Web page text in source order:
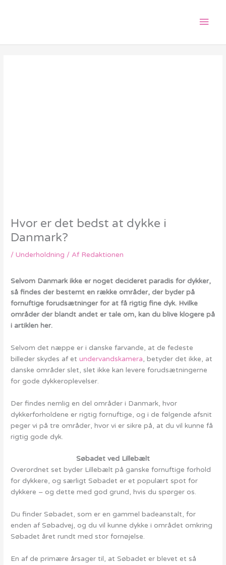
Hvor er det bedst at dykke i
Danmark?
/Underholdning / Af Redaktionen
Selvom Danmark ikke er noget decideret paradis for dykker,
så findes der bestemt en række områder, der byder på
fornuftige forudsætninger for at få rigtig fine dyk. Hvilke
områder der blandt andet er tale om, kan du blive klogere på
i artiklen her.
Selvom det næppe er i danske farvande, at de fedeste
billeder skydes af etundervandskamera, betyder det ikke, at
danske områder slet, slet ikke kan levere forudsætningerne
for gode dykkeroplevelser.
Der findes nemlig en del områder i Danmark, hvor
dykkerforholdene er rigtig fornuftige, og i de følgende afsnit
peger vi på tre områder, hvor vi er sikre på, at du vil kunne få
rigtig gode dyk.
Søbadet ved Lillebælt
Overordnet set byder Lillebælt på ganske fornuftige forhold
for dykkere, og særligt Søbadet er et populært spot for
dykkere – og dette med god grund, hvis du spørger os.
Du finder Søbadet, som er en gammel badeanstalt, for
enden af Søbadvej, og du vil kunne dykke i området omkring
Søbadet året rundt med stor fornøjelse.
En af de primære årsager til, at Søbadet er blevet et så